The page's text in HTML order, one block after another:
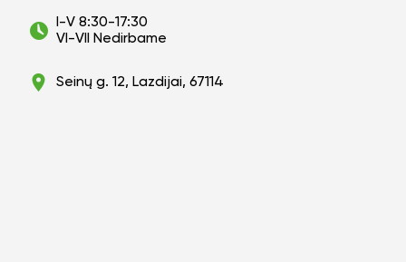
I-V 8:30-17:30
VI-VII Nedirbame
Seinų g. 12, Lazdijai, 67114